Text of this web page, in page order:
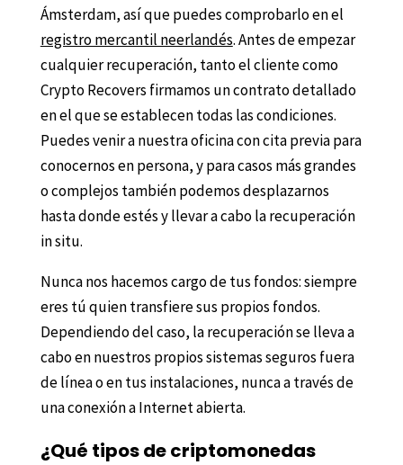
Ámsterdam, así que puedes comprobarlo en el
registro mercantil neerlandés. Antes de empezar
cualquier recuperación, tanto el cliente como
Crypto Recovers firmamos un contrato detallado
en el que se establecen todas las condiciones.
Puedes venir a nuestra oficina con cita previa para
conocernos en persona, y para casos más grandes
o complejos también podemos desplazarnos
hasta donde estés y llevar a cabo la recuperación
in situ.
Nunca nos hacemos cargo de tus fondos: siempre
eres tú quien transfiere sus propios fondos.
Dependiendo del caso, la recuperación se lleva a
cabo en nuestros propios sistemas seguros fuera
de línea o en tus instalaciones, nunca a través de
una conexión a Internet abierta.
¿Qué tipos de criptomonedas